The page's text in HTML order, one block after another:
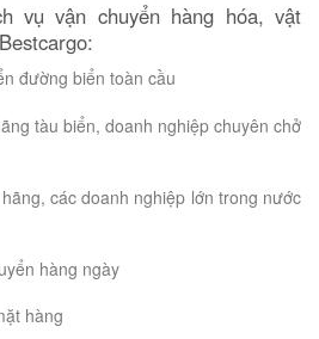
vụ vận chuyển hàng hóa, vật
đường biển toàn cầu
tàu biển, doanh nghiệp chuyên chở
các doanh nghiệp lớn trong nước
hàng ngày
hàng